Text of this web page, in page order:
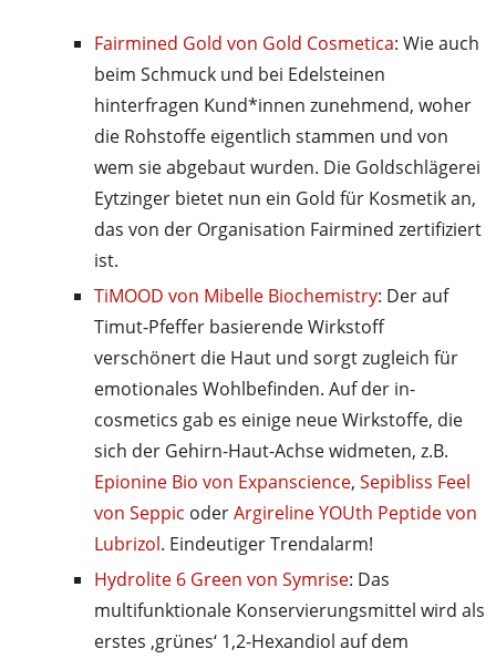
Fairmined Gold von Gold Cosmetica: Wie auch
beim Schmuck und bei Edelsteinen
hinterfragen Kund*innen zunehmend, woher
die Rohstoffe eigentlich stammen und von
wem sie abgebaut wurden. Die Goldschlägerei
Eytzinger bietet nun ein Gold für Kosmetik an,
das von der Organisation Fairmined zertifiziert
ist.
TiMOOD von Mibelle Biochemistry: Der auf
Timut-Pfeffer basierende Wirkstoff
verschönert die Haut und sorgt zugleich für
emotionales Wohlbefinden. Auf der in-
cosmetics gab es einige neue Wirkstoffe, die
sich der Gehirn-Haut-Achse widmeten, z.B.
Epionine Bio von Expanscience, Sepibliss Feel
von Seppic oderArgireline YOUth Peptide von
Lubrizol. Eindeutiger Trendalarm!
Hydrolite 6 Green von Symrise: Das
multifunktionale Konservierungsmittel wird als
erstes ‚grünes‘ 1,2-Hexandiol auf dem